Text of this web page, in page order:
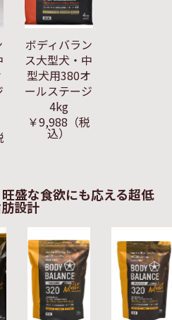
ボディバラン
ス大型犬・中
型犬用380オ
ールステージ
4kg
￥9,988 （税
込）
盛な食欲にも応える超低
設計